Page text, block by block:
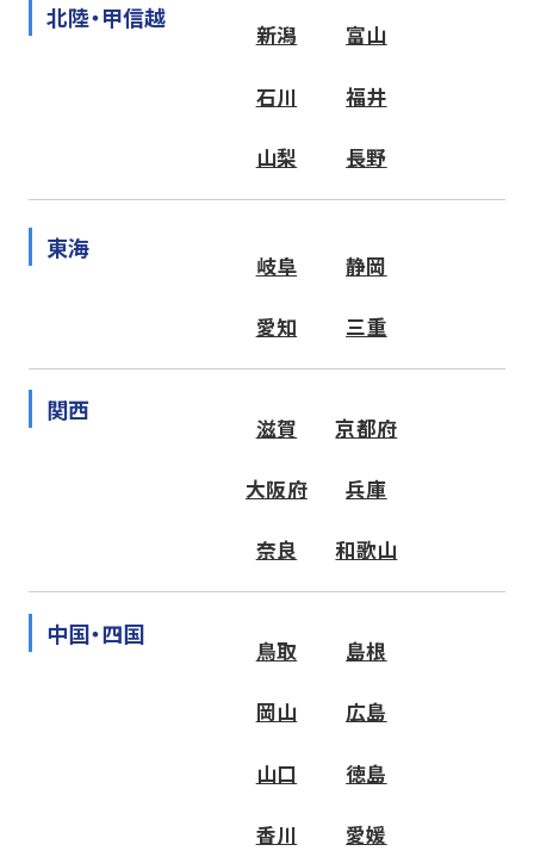
北陸・甲信越
新潟 富山
石川 福井
山梨 長野
東海
岐阜 静岡
愛知 三重
関西
滋賀 京都府
大阪府 兵庫
奈良 和歌山
中国・四国
鳥取 島根
岡山 広島
山口 徳島
香川 愛媛